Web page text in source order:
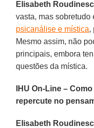
Elisabeth
vasta, mas sobretudo
psicanálise e mística,
Mesmo assim, não
principais, embora
questões da mística.
IHU On-Line –
repercute no
Elisabeth